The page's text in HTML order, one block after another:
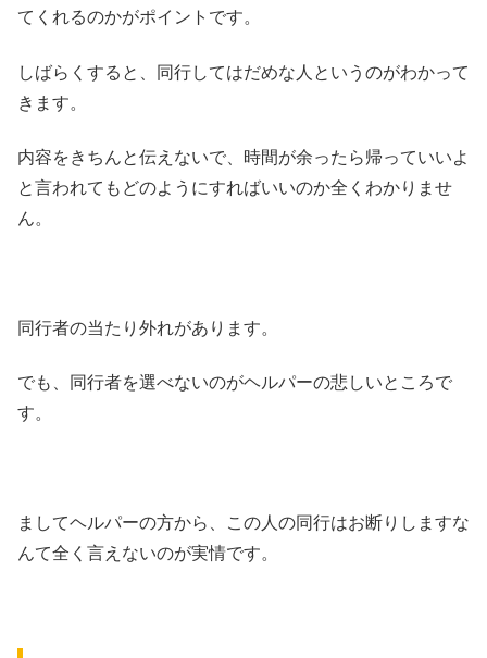
てくれるのかがポイントです。
しばらくすると、同行してはだめな人というのがわかって
きます。
内容をきちんと伝えないで、時間が余ったら帰っていいよ
と言われてもどのようにすればいいのか全くわかりませ
ん。
同行者の当たり外れがあります。
でも、同行者を選べないのがヘルパーの悲しいところで
す。
ましてヘルパーの方から、この人の同行はお断りしますな
んて全く言えないのが実情です。